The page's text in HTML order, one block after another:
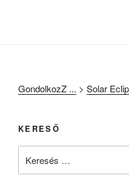
GondolkozZ ... > Solar
KERESŐ